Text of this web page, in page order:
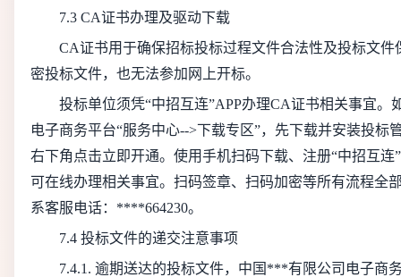
7.3 CA证书办理及驱动下载
CA证书用于确保招标投标过程文件合法性及投标文
密投标文件，也无法参加网上开标。
投标单位须凭“中招互连”APP办理CA证书相关事宜。
电子商务平台“服务中心-->下载专区”，先下载并安装投标
右下角点击立即开通。使用手机扫码下载、注册“中招互
可在线办理相关事宜。扫码签章、扫码加密等所有流程全
系客服电话：****664230。
7.4 投标文件的递交注意事项
7.4.1. 逾期送达的投标文件，中国***有限公司电子商